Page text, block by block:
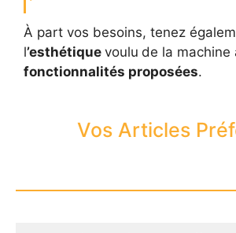
À part vos besoins, tenez
l’esthétique voulu de la machine
fonctionnalités proposées.
Vos Articles